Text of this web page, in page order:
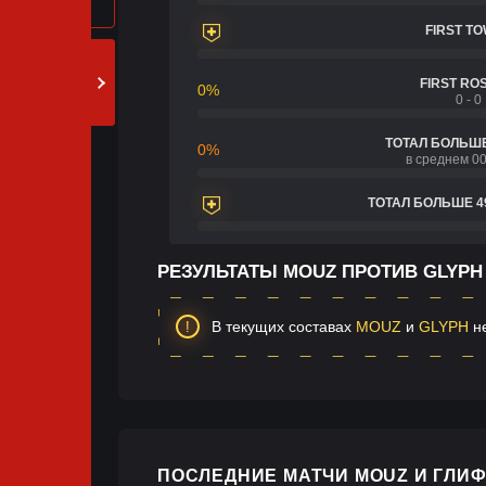
FIRST
0%
FIRST
0 - 0
0%
ТОТАЛ
в среднем
ТОТАЛ БОЛЬШЕ
РЕЗУЛЬТАТЫ MOUZ ПРОТИВ
В текущих составах MOUZ и GLYPH
ПОСЛЕДНИЕ МАТЧИ MOUZ И